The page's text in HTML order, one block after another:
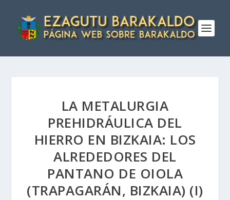
LA METALURGIA
PREHIDRÁULICA DEL
HIERRO EN BIZKAIA: LOS
ALREDEDORES DEL
PANTANO DE OIOLA
(TRAPAGARÁN, BIZKAIA) (I)